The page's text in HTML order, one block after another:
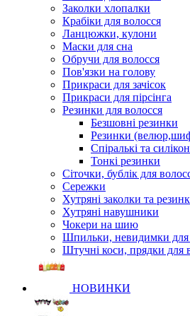
Заколки хлопалки
Крабіки для волосся
Ланцюжки, кулони
Маски для сна
Обручи для волосся
Пов'язки на голову
Прикраси для зачісок
Прикраси для пірсінга
Резинки для волосся
Безшовні резинки
Резинки
Спіралькі та
Тонкі резинки
Сіточки, бублік для
Сережки
Хутряні заколки та
Хутряні навушники
Чокери на шию
Шпильки, невидимки для
Штучні коси, прядки для
НОВИНКИ